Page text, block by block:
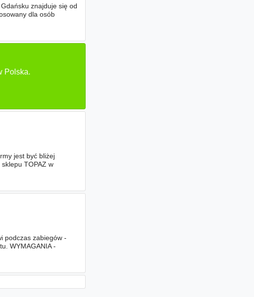
znajduje się od
dla osób
Polska.
jest być bliżej
TOPAZ w
podczas zabiegów -
WYMAGANIA -